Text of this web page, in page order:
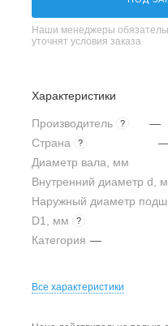
Наши менеджеры
уточнят условия заказа
Характеристики
Производитель ? —
Страна
?
Диаметр вала, мм
Внутренний диаметр d,
Наружный диаметр
D1, мм
?
Категория —
Все характеристики